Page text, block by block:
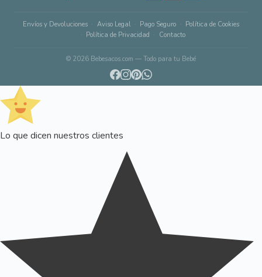
Envíos y Devoluciones Aviso Legal Pago Seguro
Política de Cookies
Política de Privacidad
Contacto
© 2026 Bebesacos.com — Todo para tu Bebé
Lo que dicen nuestros clientes